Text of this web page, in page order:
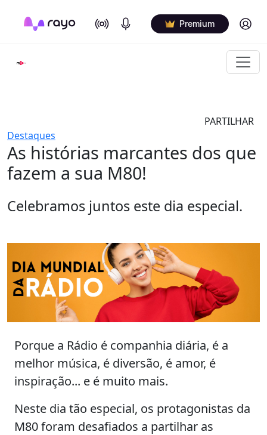
On Air Podcasts Premium Log in
PARTILHAR
Destaques
As histórias marcantes dos que
fazem a sua M80!
Celebramos juntos este dia especial.
Porque a Rádio é companhia diária, é a
melhor música, é diversão, é amor, é
inspiração... e é muito mais.
Neste dia tão especial, os protagonistas da
M80 foram desafiados a partilhar as